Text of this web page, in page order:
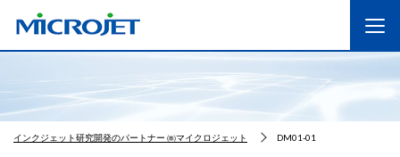
インクジェット研究開発のパートナー ㈱マイクロジェット DM01-01